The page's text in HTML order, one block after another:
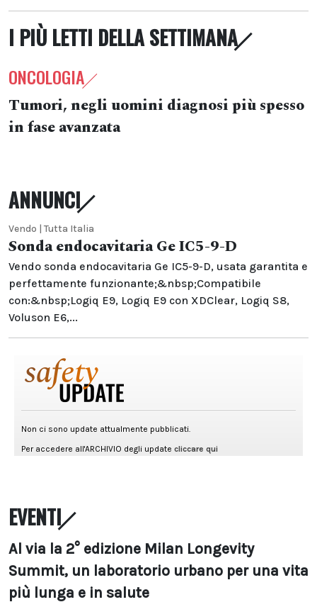
I PIÙ LETTI DELLA SETTIMANA
ONCOLOGIA
Tumori, negli uomini diagnosi più spesso
in fase avanzata
ANNUNCI
Vendo | Tutta Italia
Sonda endocavitaria Ge IC5-9-D
Vendo sonda endocavitaria Ge IC5-9-D, usata garantita e
perfettamente funzionante;&nbsp;Compatibile
con:&nbsp;Logiq E9, Logiq E9 con XDClear, Logiq S8,
Voluson E6,...
EVENTI
Al via la 2° edizione Milan Longevity
Summit, un laboratorio urbano per una vita
più lunga e in salute